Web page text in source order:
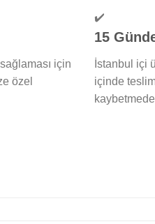
için
özel
✔️
15
İstanbul içi
içinde